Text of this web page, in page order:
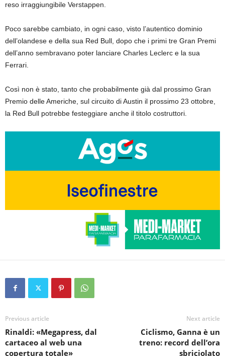
reso irraggiungibile Verstappen.
Poco sarebbe cambiato, in ogni caso, visto l’autentico dominio
dell’olandese e della sua Red Bull, dopo che i primi tre Gran Premi
dell’anno sembravano poter lanciare Charles Leclerc e la sua
Ferrari.
Così non è stato, tanto che probabilmente già dal prossimo Gran
Premio delle Americhe, sul circuito di Austin il prossimo 23 ottobre,
la Red Bull potrebbe festeggiare anche il titolo costruttori.
Previous article
Rinaldi: «Megapress, dal
cartaceo al web una
copertura totale»
Next article
Ciclismo, Ganna è un
treno: record dell’ora
sbriciolato